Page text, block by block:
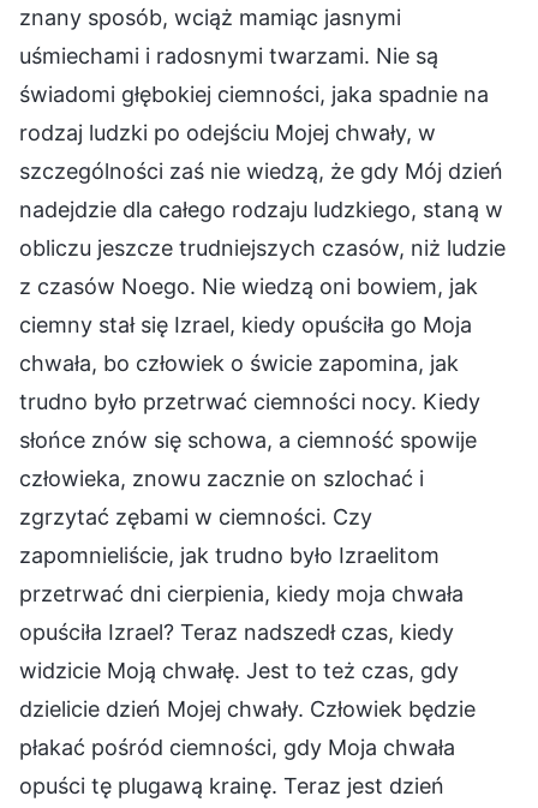
znany sposób, wciąż mamiąc jasnymi
uśmiechami i radosnymi twarzami. Nie są
świadomi głębokiej ciemności, jaka spadnie na
rodzaj ludzki po odejściu Mojej chwały, w
szczególności zaś nie wiedzą, że gdy Mój dzień
nadejdzie dla całego rodzaju ludzkiego, staną w
obliczu jeszcze trudniejszych czasów, niż ludzie
z czasów Noego. Nie wiedzą oni bowiem, jak
ciemny stał się Izrael, kiedy opuściła go Moja
chwała, bo człowiek o świcie zapomina, jak
trudno było przetrwać ciemności nocy. Kiedy
słońce znów się schowa, a ciemność spowije
człowieka, znowu zacznie on szlochać i
zgrzytać zębami w ciemności. Czy
zapomnieliście, jak trudno było Izraelitom
przetrwać dni cierpienia, kiedy moja chwała
opuściła Izrael? Teraz nadszedł czas, kiedy
widzicie Moją chwałę. Jest to też czas, gdy
dzielicie dzień Mojej chwały. Człowiek będzie
płakać pośród ciemności, gdy Moja chwała
opuści tę plugawą krainę. Teraz jest dzień